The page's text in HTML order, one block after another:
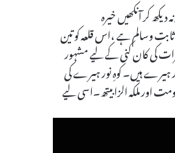
کر آنکھیں خیرہ
وسالم ہے ،اس قلعہ کو تین
جواہرات کی کان کنی کے لیے مشہور
ہیرے ہیں۔ کوہِ نور ہیرے کی
ملکہ الزابیتھ۔اسی لیے